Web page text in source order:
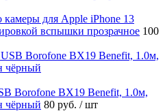
камеры для Apple iPhone 13
вспышки прозрачное 100
Borofone BX19 Benefit, 1.0м,
чёрный 80 руб. / шт